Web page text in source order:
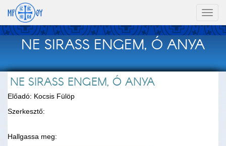
NE SIRASS ENGEM, Ó ANYA
NE SIRASS ENGEM, Ó ANYA
Előadó: Kocsis Fülöp
Szerkesztő:
Hallgassa meg: